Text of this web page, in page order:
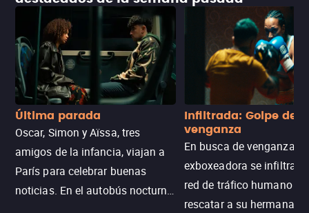
Última parada
Oscar, Simon y Aïssa, tres
amigos de la infancia, viajan a
París para celebrar buenas
noticias. En el autobús nocturno
Infiltrada: Golpe de
venganza
En busca de venganza,
exboxeadora se infiltra
red de tráfico humano
rescatar a su hermana